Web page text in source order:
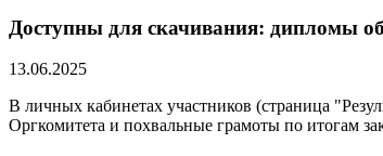
Доступны для скачивания: дипломы
13.06.2025
В личных кабинетах участников (страница
Оргкомитета и похвальные грамоты по итогам